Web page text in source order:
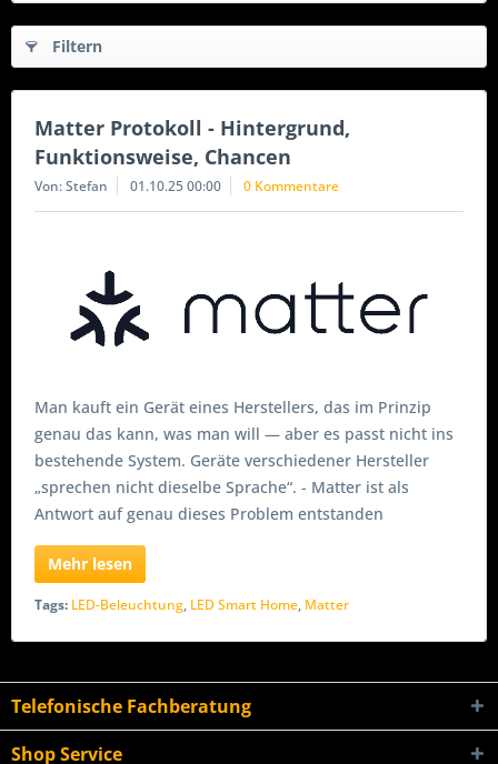
Filtern
Matter Protokoll - Hintergrund,
Funktionsweise, Chancen
Von: Stefan 01.10.25 00:00 0 Kommentare
Man kauft ein Gerät eines Herstellers, das im Prinzip
genau das kann, was man will — aber es passt nicht ins
bestehende System. Geräte verschiedener Hersteller
„sprechen nicht dieselbe Sprache“. - Matter ist als
Antwort auf genau dieses Problem entstanden
Mehr lesen
Tags: LED-Beleuchtung, LED Smart Home, Matter
Telefonische Fachberatung
Shop Service